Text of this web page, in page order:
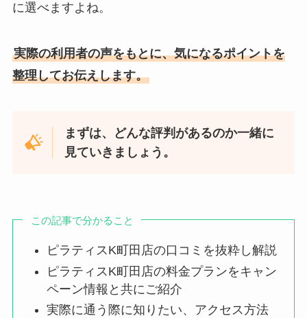
に選べますよね。
実際の利用者の声をもとに、気になるポイントを
整理してお伝えします。
まずは、どんな評判があるのか一緒に
見ていきましょう。
この記事で分かること
ピラティスK町田店の口コミを抜粋し解説
ピラティスK町田店の料金プランをキャン
ペーン情報と共にご紹介
実際に通う際に知りたい、アクセス方法